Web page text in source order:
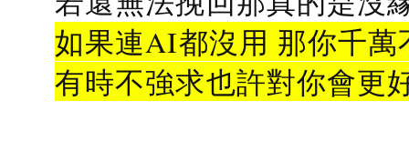
如果連AI都沒用 那你千
有時不強求也許對你會更